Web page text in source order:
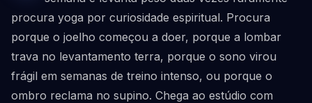
procura yoga por curiosidade espiritual. Procura
porque o joelho começou a doer, porque a lombar
trava no levantamento terra, porque o sono virou
frágil em semanas de treino intenso, ou porque o
ombro reclama no supino. Chega ao estúdio com